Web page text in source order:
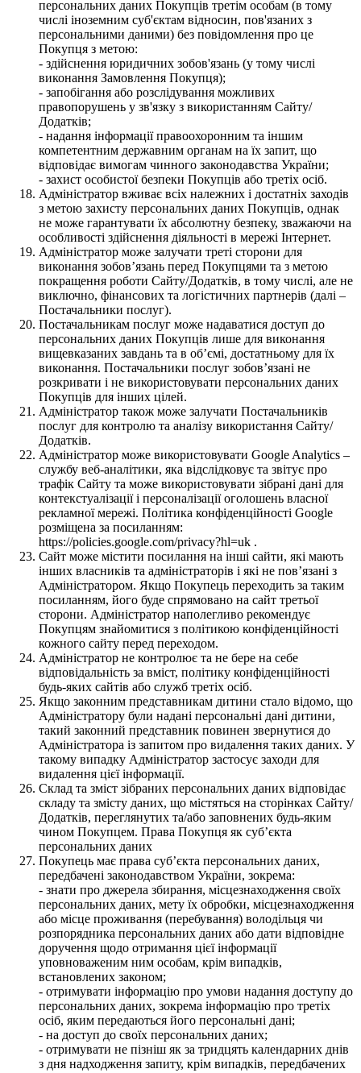
персональних даних Покупців третім особам (в тому
числі іноземним суб'єктам відносин, пов'язаних з
персональними даними) без повідомлення про це
Покупця з метою:
- здійснення юридичних зобов'язань (у тому числі
виконання Замовлення Покупця);
- запобігання або розслідування можливих
правопорушень у зв'язку з використанням Сайту/
Додатків;
- надання інформації правоохоронним та іншим
компетентним державним органам на їх запит, що
відповідає вимогам чинного законодавства України;
- захист особистої безпеки Покупців або третіх осіб.
Адміністратор вживає всіх належних і достатніх заходів
з метою захисту персональних даних Покупців, однак
не може гарантувати їх абсолютну безпеку, зважаючи на
особливості здійснення діяльності в мережі Інтернет.
Адміністратор може залучати треті сторони для
виконання зобов’язань перед Покупцями та з метою
покращення роботи Сайту/Додатків, в тому числі, але не
виключно, фінансових та логістичних партнерів (далі –
Постачальники послуг).
Постачальникам послуг може надаватися доступ до
персональних даних Покупців лише для виконання
вищевказаних завдань та в об’ємі, достатньому для їх
виконання. Постачальники послуг зобов’язані не
розкривати і не використовувати персональних даних
Покупців для інших цілей.
Адміністратор також може залучати Постачальників
послуг для контролю та аналізу використання Сайту/
Додатків.
Адміністратор може використовувати Google Analytics –
службу веб-аналітики, яка відслідковує та звітує про
трафік Сайту та може використовувати зібрані дані для
контекстуалізації і персоналізації оголошень власної
рекламної мережі. Політика конфіденційності Google
розміщена за посиланням:
https://policies.google.com/privacy?hl=uk .
Сайт може містити посилання на інші сайти, які мають
інших власників та адміністраторів і які не пов’язані з
Адміністратором. Якщо Покупець переходить за таким
посиланням, його буде спрямовано на сайт третьої
сторони. Адміністратор наполегливо рекомендує
Покупцям знайомитися з політикою конфіденційності
кожного сайту перед переходом.
Адміністратор не контролює та не бере на себе
відповідальність за вміст, політику конфіденційності
будь-яких сайтів або служб третіх осіб.
Якщо законним представникам дитини стало відомо, що
Адміністратору були надані персональні дані дитини,
такий законний представник повинен звернутися до
Адміністратора із запитом про видалення таких даних. У
такому випадку Адміністратор застосує заходи для
видалення цієї інформації.
Склад та зміст зібраних персональних даних відповідає
складу та змісту даних, що містяться на сторінках Сайту/
Додатків, переглянутих та/або заповнених будь-яким
чином Покупцем. Права Покупця як суб’єкта
персональних даних
Покупець має права суб’єкта персональних даних,
передбачені законодавством України, зокрема:
- знати про джерела збирання, місцезнаходження своїх
персональних даних, мету їх обробки, місцезнаходження
або місце проживання (перебування) володільця чи
розпорядника персональних даних або дати відповідне
доручення щодо отримання цієї інформації
уповноваженим ним особам, крім випадків,
встановлених законом;
- отримувати інформацію про умови надання доступу до
персональних даних, зокрема інформацію про третіх
осіб, яким передаються його персональні дані;
- на доступ до своїх персональних даних;
- отримувати не пізніш як за тридцять календарних днів
з дня надходження запиту, крім випадків, передбачених